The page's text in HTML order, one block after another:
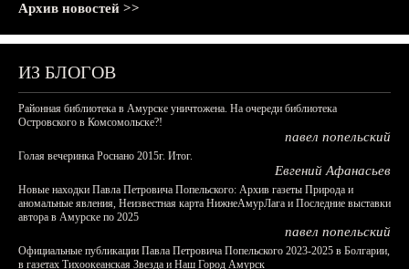
Архив новостей >>
ИЗ БЛОГОВ
Районная библиотека в Амурске уничтожена. На очереди библиотека
Островского в Комсомольске?!
павел попельский
Голая вечеринка Роснано 2015г. Итог.
Евгений Афанасьев
Новые находки Павла Петровича Попельского: Архив газеты Природа и
аномальные явления, Неизвестная карта НижнеАмурЛага и Последние выставки
автора в Амурске по 2025
павел попельский
Официальные публикации Павла Петровича Попельского 2023-2025 в Болгарии,
в газетах Тихоокеанская Звезда и Наш Город Амурск